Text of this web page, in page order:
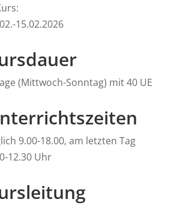
15.02.2026
(Mittwoch-Sonntag) mit 40 UE
9.00-18.00, am letzten Tag
12.30 Uhr